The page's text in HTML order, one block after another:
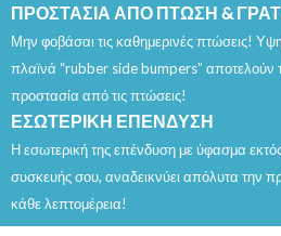
ΠΡΟΣΤΑΣΙΑ ΑΠΟ ΠΤΩΣΗ &
Μην φοβάσαι τις καθημερινές πτώσεις!
πλαϊνά “rubber side bumpers” αποτελούν
προστασία από τις πτώσεις!
ΕΣΩΤΕΡΙΚΗ ΕΠΕΝΔΥΣΗ
Η εσωτερική της επένδυση με ύφασμα
συσκευής σου, αναδεικνύει απόλυτα την
κάθε λεπτομέρεια!